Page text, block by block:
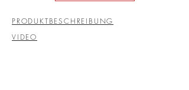
PRODUKTBESCHREIBUNG
VIDEO